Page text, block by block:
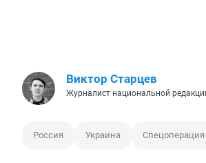
Виктор Старцев
Журналист национальной
Россия Украина